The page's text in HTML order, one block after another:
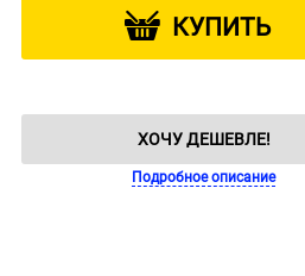
КУПИТЬ
ХОЧУ ДЕШЕВЛЕ!
Подробное описание